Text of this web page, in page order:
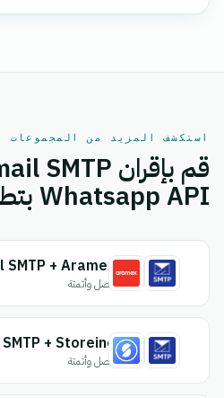
استكشف المزيد من المجموعات
Whatsapp API بتطبيق آخر.
SMTP + Aramex
اتصل وأتمتة
+ Storeino
اتصل وأتمتة